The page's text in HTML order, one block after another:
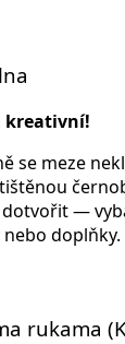
kreativní!
se meze
dotvořit —
nebo doplňky.
rukama